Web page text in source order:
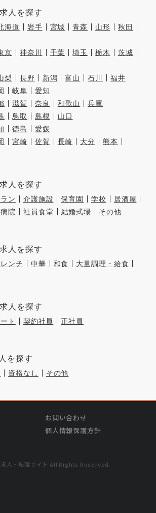
人を探す
海道 岩手 宮城 青森 山形
秋田
京 神奈川 千葉 埼玉 栃木
茨城
梨 長野 新潟 富山 石川
福井
岐阜
愛知
滋賀 奈良 和歌山
兵庫
鳥取 島根
山口
徳島
愛媛
宮崎 佐賀 長崎 大分
熊本
人を探す
ン 介護施設 保育園 学校
居酒屋
病院 社員食堂 結婚式場 その他
人を探す
ンチ 中華 和食
大量調理・給食
人を探す
ト 契約社員 正社員
を探す
資格なし その他
お問い合わせ
個人情報保護方針
⼈・転職サイト All Rights Reserved.